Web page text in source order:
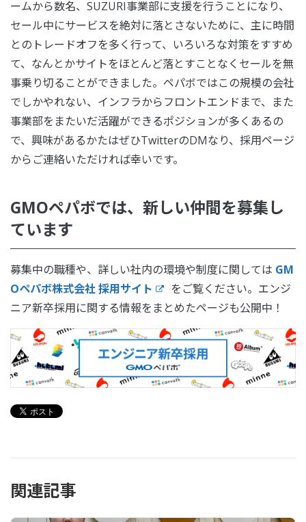
ームから数名、SUZURI事業部に支援を行うことになり、
セール中にサービスを絶対に落とさないために、主に時間
とのトレードオフを多く行って、いろいろな対策をすすめ
て、なんとかサイトをほとんど落とすことなくセールを無
事乗り切ることができました。ペパボではこの規模の会社
でしかやれない、インフラからフロントエンドまで、また
事業部をまたいだ活躍ができるポジションが多くあるの
で、興味があるかたはぜひTwitterのDMなり、採用ページ
からご連絡いただければ幸いです。
GMOペパボでは、新しい仲間を募集し
ています
募集中の職種や、詳しい社内の環境や制度に関しては GM
Oペパボ株式会社 採用サイト
をご覧ください。エンジ
ニア新卒採用に関する情報をまとめたページも公開中！
関連記事